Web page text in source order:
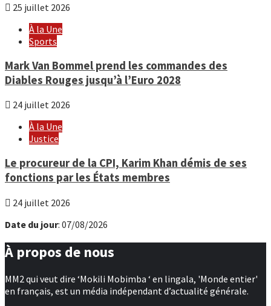
25 juillet 2026
À la Une
Sports
Mark Van Bommel prend les commandes des
Diables Rouges jusqu’à l’Euro 2028
24 juillet 2026
À la Une
Justice
Le procureur de la CPI, Karim Khan démis de ses
fonctions par les États membres
24 juillet 2026
Date du jour: 07/08/2026
À propos de nous
MM2 qui veut dire ‘Mokili Mobimba ‘ en lingala, 'Monde entier'
en français, est un média indépendant d’actualité générale.